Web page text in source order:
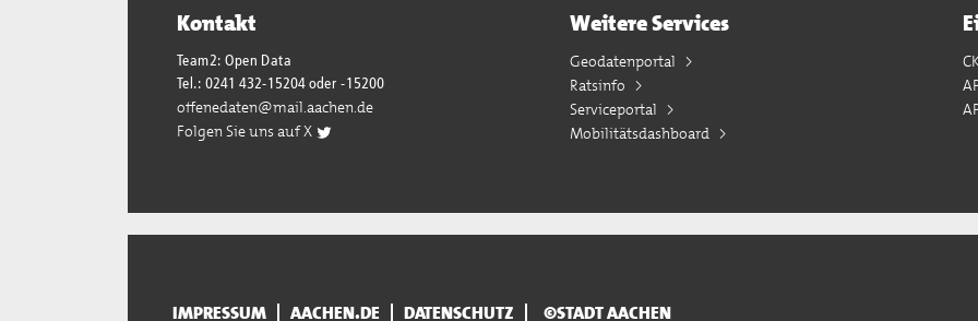
Kontakt
Team2: Open Data
Tel.: 0241 432-15204 oder -15200
offenedaten@mail.aachen.de
Folgen Sie uns auf X
Weitere Services
Geodatenportal
Ratsinfo
Serviceportal
Mobilitätsdashboard
IMPRESSUM AACHEN.DE DATENSCHUTZ ©STADT AACHEN